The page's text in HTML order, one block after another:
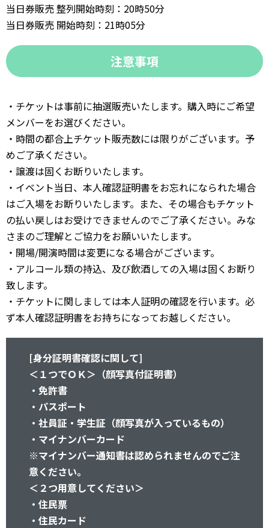
当日券販売 整列開始時刻：20時50分
当日券販売 開始時刻：21時05分
注意事項
・チケットは事前に抽選販売いたします。購入時にご希望
メンバーをお選びください。
・時間の都合上チケット販売数には限りがございます。予
めご了承ください。
・譲渡は固くお断りいたします。
・イベント当日、本人確認証明書をお忘れになられた場合
はご入場をお断りいたします。また、その場合もチケット
の払い戻しはお受けできませんのでご了承ください。みな
さまのご理解とご協力をお願いいたします。
・開場/開演時間は変更になる場合がございます。
・アルコール類の持込、及び飲酒しての入場は固くお断り
致します。
・チケットに関しましては本人証明の確認を行います。必
ず本人確認証明書をお持ちになってお越しください。
[身分証明書確認に関して]
＜１つでＯＫ＞（顔写真付証明書）
・免許書
・パスポート
・社員証・学生証（顔写真が入っているもの）
・マイナンバーカード
※マイナンバー通知書は認められませんのでご注
意ください。
＜２つ用意してください＞
・住民票
・住民カード